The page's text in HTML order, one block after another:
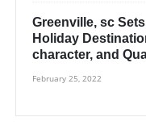
Greenville, sc
Holiday
character, and
February 25, 2022